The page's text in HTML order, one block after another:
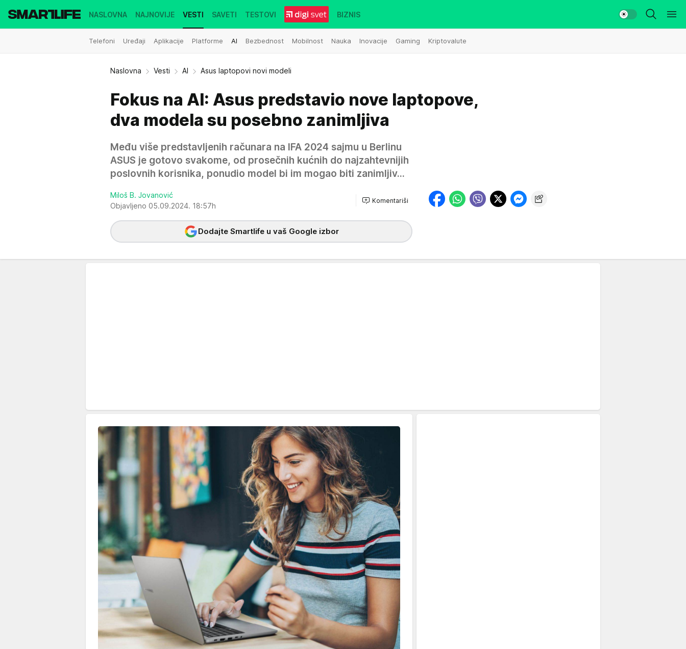
NASLOVNA NAJNOVIJE VESTI
Telefoni Uređaji Aplikacije Platforme AI Bezbednost Mobilnost Nauka Inovacije Gaming Kriptovalute
SAVETI TESTOVI BIZNIS
Naslovna Vesti AI Asus laptopovi novi modeli
Fokus na AI: Asus predstavio nove laptopove,
dva modela su posebno zanimljiva
Među više predstavljenih računara na IFA 2024 sajmu u Berlinu
ASUS je gotovo svakome, od prosečnih kućnih do najzahtevnijih
poslovnih korisnika, ponudio model bi im mogao biti zanimljiv...
Miloš B. Jovanović
Objavljeno 05.09.2024. 18:57h
Komentariši
Dodajte Smartlife u vaš Google izbor